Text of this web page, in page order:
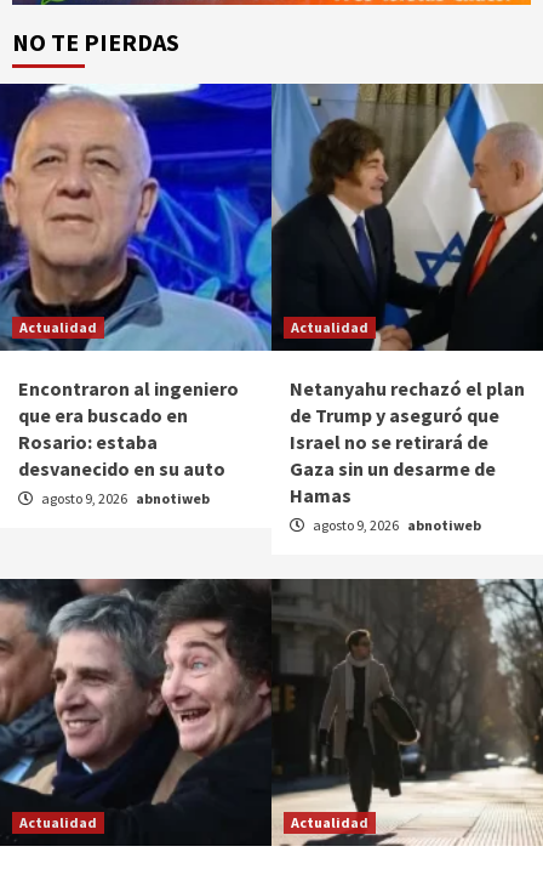
NO TE PIERDAS
Actualidad
Encontraron al ingeniero
que era buscado en
Rosario: estaba
desvanecido en su auto
agosto 9, 2026 abnotiweb
Actualidad
Netanyahu rechazó el plan
de Trump y aseguró que
Israel no se retirará de
Gaza sin un desarme de
Hamas
agosto 9, 2026 abnotiweb
Actualidad Actualidad